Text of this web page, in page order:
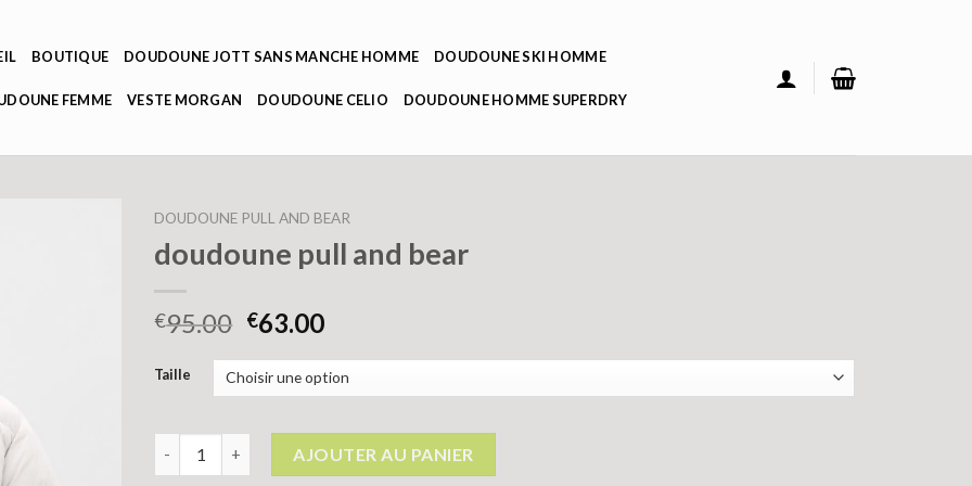
BOUTIQUE DOUDOUNE JOTT SANS MANCHE HOMME DOUDOUNE SKI HOMME
FEMME VESTE MORGAN DOUDOUNE CELIO DOUDOUNE HOMME SUPERDRY
DOUDOUNE PULL AND BEAR
doudoune pull and bear
€95.00 €63.00
Taille
AJOUTER AU PANIER